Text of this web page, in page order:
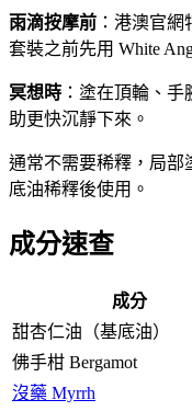
雨滴按摩前 ：港澳官
套裝之前先用 White
冥想時 ：塗在頂輪、
助更快沉靜下來。
通常不需要稀釋，局部
底油稀釋後使用。
成分速查
成分
甜杏仁油（基底油）
佛手柑 Bergamot
沒藥 Myrrh